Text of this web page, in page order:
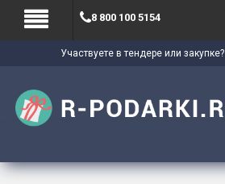
Участвуете в тендере или закупке?
8 800 100 5154